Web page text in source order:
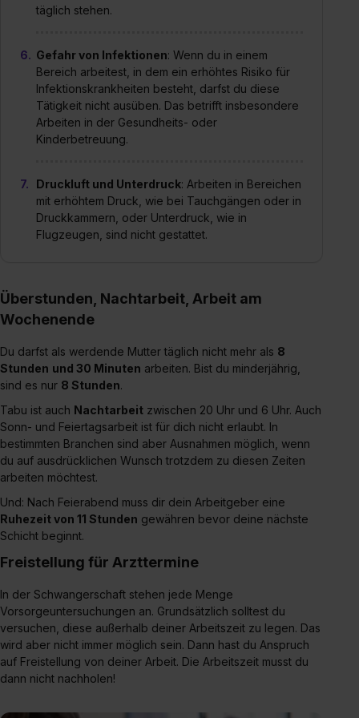
Dienste, ggfs. mit Sitz in den USA, übermittelt werden.
bestimmte Verwendungszwecke zulassen, triff deine
Auswahl über die Checkboxen und klick auf „Auswahl
erlauben“. Die Einwilligung zur Platzierung von Cookies
der Kategorien „Präferenzen“, „Statistiken“ und „Social
Media und Marketing“ umfasst hierbei die Einwilligung
S. 1 lit. a) DS-GVO). Die USA verfügen über kein
angemessenes Datenschutzniveau (EuGH – Schrems
II). Du kannst die von dir erteilte Einwilligung jederzeit mit
Wirkung für die Zukunft ganz oder teilweise über unsere
einzelnen Cookies findest du durch Klick auf „Details
zeigen“. Weitere Informationen:
täglich stehen.
Gefahr von Infektionen: Wenn du in einem
Bereich arbeitest, in dem ein erhöhtes Risiko für
Infektionskrankheiten besteht, darfst du diese
Tätigkeit nicht ausüben. Das betrifft insbesondere
Arbeiten in der Gesundheits- oder
Kinderbetreuung.
Druckluft und Unterdruck: Arbeiten in Bereichen
mit erhöhtem Druck, wie bei Tauchgängen oder in
Druckkammern, oder Unterdruck, wie in
Flugzeugen, sind nicht gestattet.
Überstunden, Nachtarbeit, Arbeit am
Wochenende
Du darfst als werdende Mutter täglich nicht mehr als 8
Stunden und 30 Minuten arbeiten. Bist du minderjährig,
sind es nur 8 Stunden.
Tabu ist auch Nachtarbeit zwischen 20 Uhr und 6 Uhr. Auch
Sonn- und Feiertagsarbeit ist für dich nicht erlaubt. In
bestimmten Branchen sind aber Ausnahmen möglich, wenn
du auf ausdrücklichen Wunsch trotzdem zu diesen Zeiten
arbeiten möchtest.
Und: Nach Feierabend muss dir dein Arbeitgeber eine
Ruhezeit von 11 Stunden gewähren bevor deine nächste
Schicht beginnt.
Freistellung für Arzttermine
In der Schwangerschaft stehen jede Menge
Vorsorgeuntersuchungen an. Grundsätzlich solltest du
versuchen, diese außerhalb deiner Arbeitszeit zu legen. Das
wird aber nicht immer möglich sein. Dann hast du Anspruch
auf Freistellung von deiner Arbeit. Die Arbeitszeit musst du
dann nicht nachholen!